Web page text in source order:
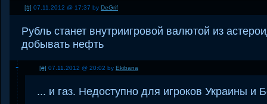
[#] 07.11.2012 @ 17:37 by DeGrif
Рубль станет внутриигровой валютой из
добывать нефть
[#] 07.11.2012 @ 20:02 by Ekibana
... и газ. Недоступно для игроков Украины и